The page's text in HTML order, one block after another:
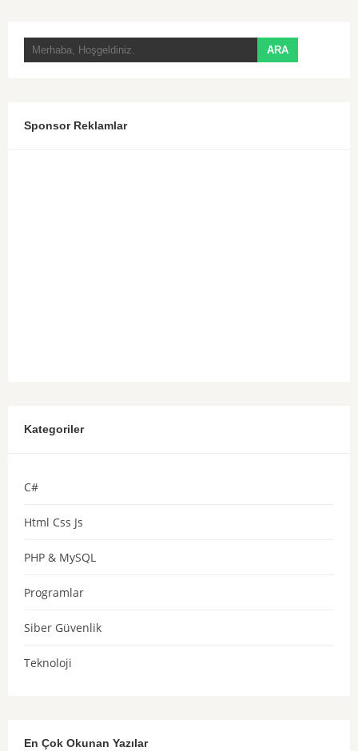
Sponsor Reklamlar
Kategoriler
C#
Html Css Js
PHP & MySQL
Programlar
Siber Güvenlik
Teknoloji
En Çok Okunan Yazılar